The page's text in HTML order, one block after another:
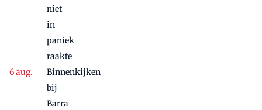
niet
in
paniek
raakte
Binnenkijken
bij
Barra